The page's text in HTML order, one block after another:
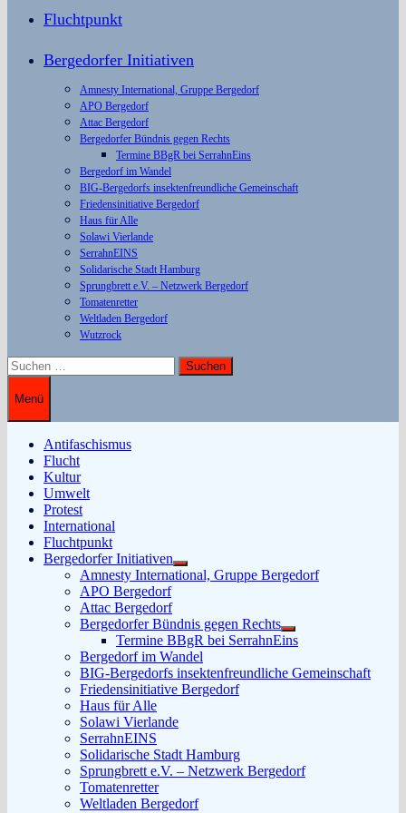
Fluchtpunkt
Bergedorfer Initiativen
Amnesty International, Gruppe Bergedorf
APO Bergedorf
Attac Bergedorf
Bergedorfer Bündnis gegen Rechts
Termine BBgR bei SerrahnEins
Bergedorf im Wandel
BIG-Bergedorfs insektenfreundliche Gemeinschaft
Friedensinitiative Bergedorf
Haus für Alle
Solawi Vierlande
SerrahnEINS
Solidarische Stadt Hamburg
Sprungbrett e.V. – Netzwerk Bergedorf
Tomatenretter
Weltladen Bergedorf
Wutzrock
Suchen
nach:
Menü
Antifaschismus
Flucht
Kultur
Umwelt
Protest
International
Fluchtpunkt
Bergedorfer Initiativen
Untermenü
anzeigen
Amnesty International, Gruppe Bergedorf
APO Bergedorf
Attac Bergedorf
Bergedorfer Bündnis gegen Rechts
Untermenü
anzeigen
Termine BBgR bei SerrahnEins
Bergedorf im Wandel
BIG-Bergedorfs insektenfreundliche Gemeinschaft
Friedensinitiative Bergedorf
Haus für Alle
Solawi Vierlande
SerrahnEINS
Solidarische Stadt Hamburg
Sprungbrett e.V. – Netzwerk Bergedorf
Tomatenretter
Weltladen Bergedorf